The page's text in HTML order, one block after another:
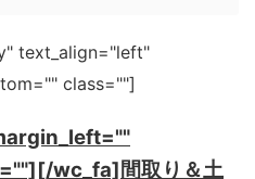
text_align="left"
class=""]
wc_fa]間取り＆土